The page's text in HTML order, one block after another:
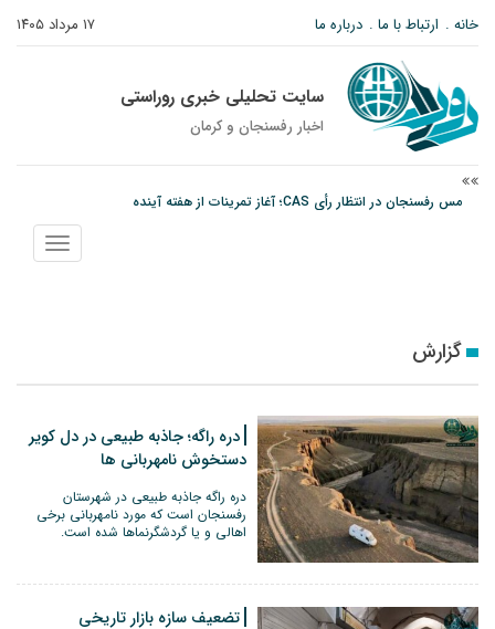
۱۷ مرداد ۱۴۰۵ خانه ارتباط با ما درباره ما
سایت تحلیلی خبری روراستی
اخبار رفسنجان و كرمان
پیام رئیس کل دادگستری استان کرمان به مناسبت ۱۷ مردادماه سالروز شهادت شهید
نمایش
منو
گزارش
دره راگه؛ جاذبه طبیعی در دل کویر
دستخوش نامهربانی ها
دره راگه جاذبه طبیعی در شهرستان
رفسنجان است که مورد نامهربانی برخی
اهالی و یا گردشگرنماها شده است.
تضعیف سازه بازار تاریخی